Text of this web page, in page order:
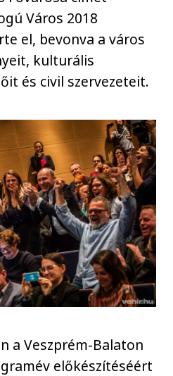
Város 2018
el, bevonva a város
kulturális
és civil szervezeteit.
a Veszprém-Balaton
előkészítéséért